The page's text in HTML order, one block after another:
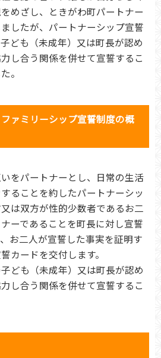
めざし、ときがわ町パートナー
したが、パートナーシップ宣誓
ども（未成年）又は町長が認め
し合う関係を併せて宣誓するこ
。
ァミリーシップ宣誓制度の概
をパートナーとし、日常の生活
ることを約したパートナーシッ
は双方が性的少数者であるお二
ーであることを町長に対し宣誓
お二人が宣誓した事実を証明す
カードを交付します。
ども（未成年）又は町長が認め
し合う関係を併せて宣誓するこ